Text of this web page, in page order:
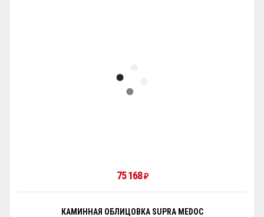
75 168₽
КАМИННАЯ ОБЛИЦОВКА SUPRA MEDOC